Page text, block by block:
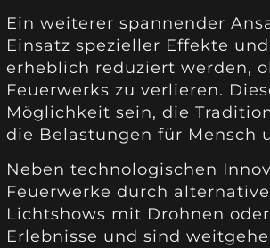
Ein weiterer spannender
Einsatz spezieller Effekte
erheblich reduziert werden,
Feuerwerks zu verlieren.
Möglichkeit sein, die
die Belastungen für Mensch
Neben technologischen
Feuerwerke durch
Lichtshows mit Drohnen
Erlebnisse und sind